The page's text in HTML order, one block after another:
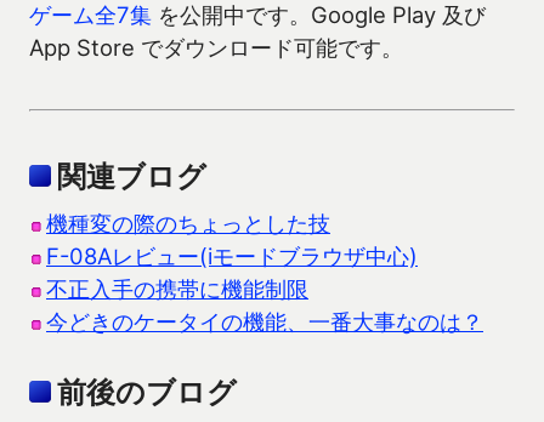
ゲーム全7集 を公開中です。Google Play 及び
App Store でダウンロード可能です。
関連ブログ
機種変の際のちょっとした技
F-08Aレビュー(iモードブラウザ中心)
不正入手の携帯に機能制限
今どきのケータイの機能、一番大事なのは？
前後のブログ